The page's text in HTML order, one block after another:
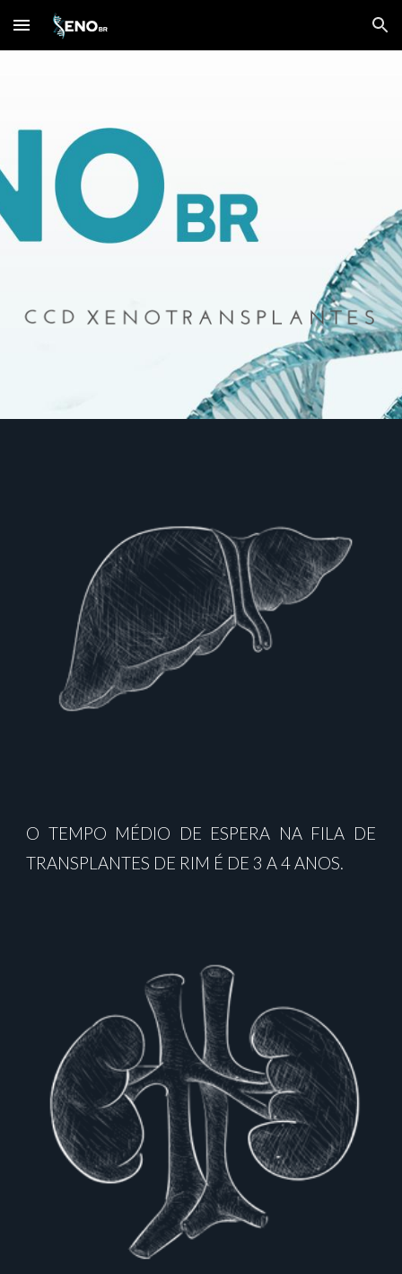
Skip to main content Skip to navigation
O TEMPO MÉDIO DE ESPERA NA FILA DE
TRANSPLANTES DE RIM É DE 3 A 4 ANOS.